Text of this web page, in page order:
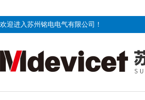
欢迎进入苏州铭电电气有限公司！